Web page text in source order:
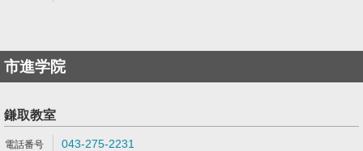
市進学院
鎌取教室
043-275-2231